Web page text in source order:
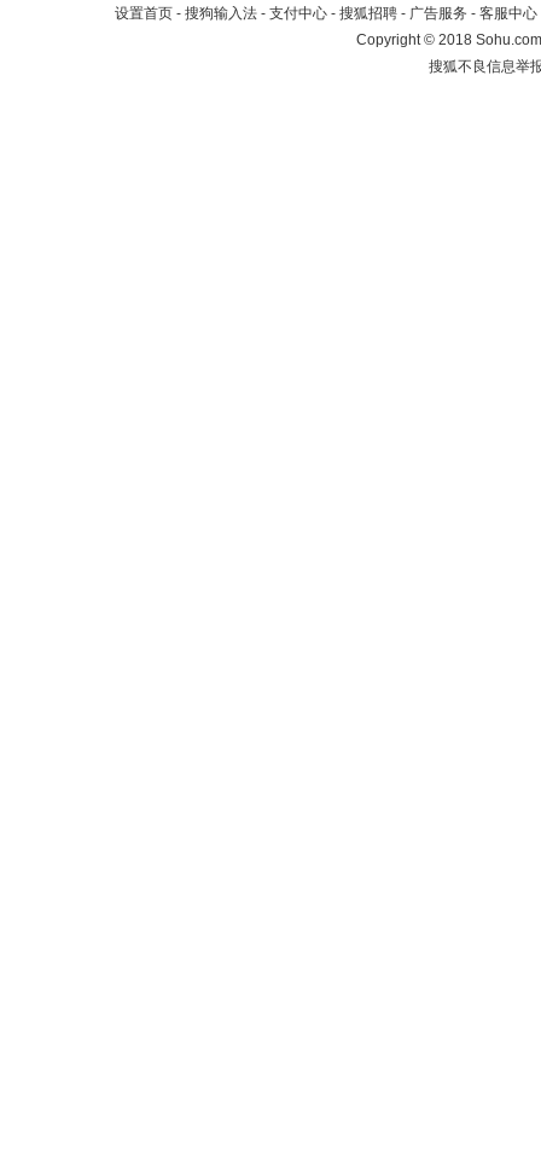
设置首页 - 搜狗输入法 - 支付中心 - 搜狐招聘 - 广告服务 - 客服中心
Copyright©2018
搜狐不良信息举